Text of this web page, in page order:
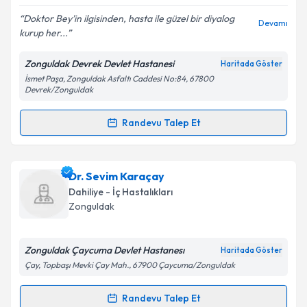
kapsamda işlenmesini kabul ediyorum.
Takvim Talebini Gönder
Doktor Bey’in ilgisinden, hasta ile güzel bir diyalog
kurup her...
Devamı
Zonguldak Devrek Devlet Hastanesi Haritada Göster
İsmet Paşa, Zonguldak Asfaltı Caddesi No:84, 67800
Devrek/Zonguldak
Randevu Talep Et
Randevu Takvimi Talebi
Uzm. Dr. Doğancan Yılmaz
talebi oluşturun. Size bu uzmandan randevu almanız
için bir takvim hazırlandığında e-posta ile
bilgilendireceğiz.
Dr. Sevim Karaçay
Dahiliye - İç Hastalıkları
Zonguldak
Zonguldak Çaycuma Devlet Hastanesı Haritada Göster
Çay, Topbaşı Mevki Çay Mah., 67900 Çaycuma/Zonguldak
Randevu Talep Et